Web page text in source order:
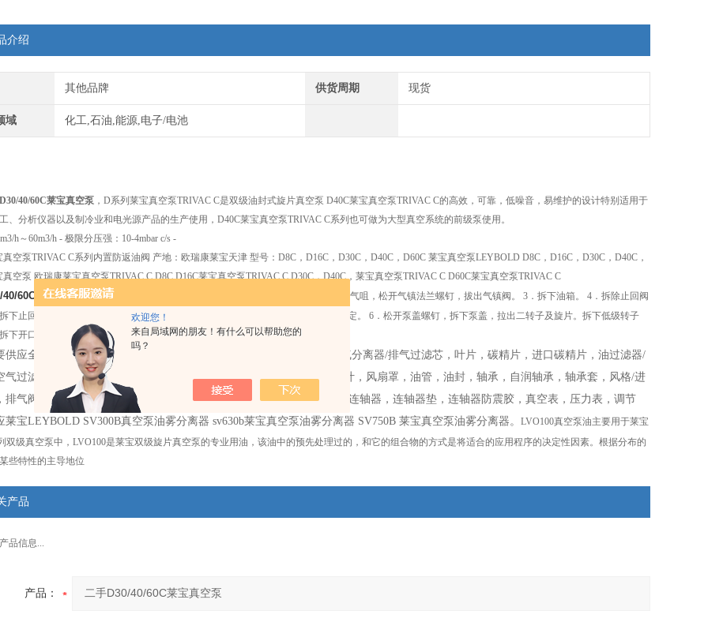
欢迎您！
来自局域网的朋友！有什么可以帮助您的
吗？
介绍
其他品牌 供货周期 现货
域 化工,石油,能源,电子/电池
40/60C莱宝真空泵 ，D系列莱宝真空泵TRIVAC C是双级油封式旋片真空泵 D40C莱宝真空泵TRIVAC C的高效，可靠，低噪音，易维护的设计特别适用于
、分析仪器以及制冷业和电光源产品的生产使用，D40C莱宝真空泵TRIVAC C系列也可做为大型真空系统的前级泵使用。
h～60m3/h - 极限分压强：10-4mbar c/s -
真空泵TRIVAC C系列内置防返油阀 产地：欧瑞康莱宝天津 型号：D8C，D16C，D30C，D40C，D60C 莱宝真空泵LEYBOLD D8C，D16C，D30C，D40C，
真空泵 欧瑞康莱宝真空泵TRIVAC C D8C,D16C莱宝真空泵TRIVAC C D30C，D40C，莱宝真空泵TRIVAC C D60C莱宝真空泵TRIVAC C
40/60C莱宝真空泵维修 保养的拆卸步骤 1．放油 2．松开进气咀法兰螺钉，拔出进气咀，松开气镇法兰螺钉，拔出气镇阀。 3．拆下油箱。 4．拆除止回阀
下止回阀叶轮。 5．拆除支座与泵的连接螺钉，拆下泵部装件，电机拆否视方便而定。 6．松开泵盖螺钉，拆下泵盖，拉出二转子及旋片。拆下低级转子
下开口销。
供应全新莱宝真空泵，二手莱宝真空泵。真空泵
：油雾分离器/油气分离器/排气过滤芯，叶片，碳精片，进口碳精片，油过滤器/
气过滤器/空气滤芯/风隔，空气总成，进口真空泵油，散热风扇，风扇叶，风扇罩，油管，油封，轴承，自润轴承，轴承套，风格/进
排气阀，排气阀片，逆止阀，逆止阀片，气镇阀，视油镜，密封套件，连轴器，连轴器垫，连轴器防震胶，真空表，压力表，调节
莱宝LEYBOLD SV300B真空泵油雾分离器 sv630b莱宝真空泵油雾分离器 SV750B 莱宝真空泵油雾分离器。 LVO100真空泵油主要用于莱宝
双级真空泵中，LVO100是莱宝双级旋片真空泵的专业用油，该油中的预先处理过的，和它的组合物的方式是将适合的应用程序的决定性因素。根据分布的
些特性的主导地位​
产品
品信息...
产品：